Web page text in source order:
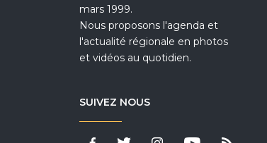
mars 1999.
Nous proposons l'agenda et
l'actualité régionale en photos
et vidéos au quotidien.
SUIVEZ NOUS